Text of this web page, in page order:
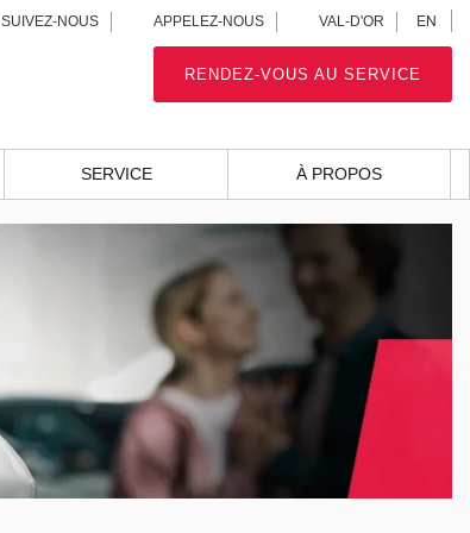
SUIVEZ-NOUS APPELEZ-NOUS VAL-D'OR EN
RENDEZ-VOUS AU SERVICE
SERVICE À PROPOS